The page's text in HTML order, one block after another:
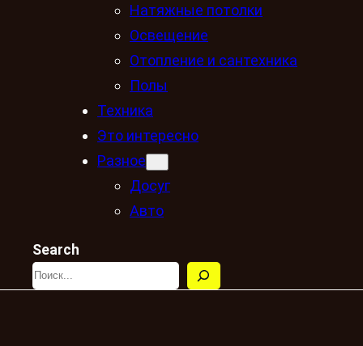
Натяжные потолки
Освещение
Отопление и сантехника
Полы
Техника
Это интересно
Разное
Досуг
Авто
Search